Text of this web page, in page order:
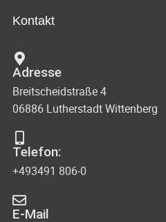
Kontakt
Adresse
Breitscheidstraße 4
06886 Lutherstadt Wittenberg
Telefon:
+493491 806-0
E-Mail